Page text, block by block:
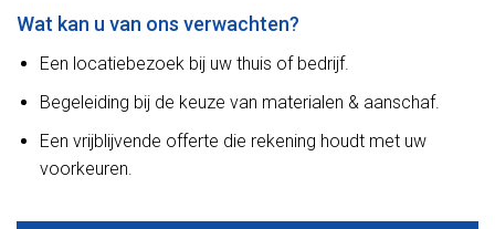
Wat kan u van ons verwachten?
Een locatiebezoek bij uw thuis of bedrijf.
Begeleiding bij de keuze van materialen & aanschaf.
Een vrijblijvende offerte die rekening houdt met uw
voorkeuren.